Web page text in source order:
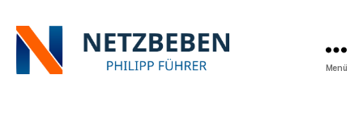
Menü